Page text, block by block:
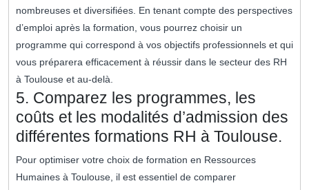
nombreuses et diversifiées. En tenant compte des perspectives
d’emploi après la formation, vous pourrez choisir un
programme qui correspond à vos objectifs professionnels et qui
vous préparera efficacement à réussir dans le secteur des RH
à Toulouse et au-delà.
5. Comparez les programmes, les
coûts et les modalités d’admission des
différentes formations RH à Toulouse.
Pour optimiser votre choix de formation en Ressources
Humaines à Toulouse, il est essentiel de comparer